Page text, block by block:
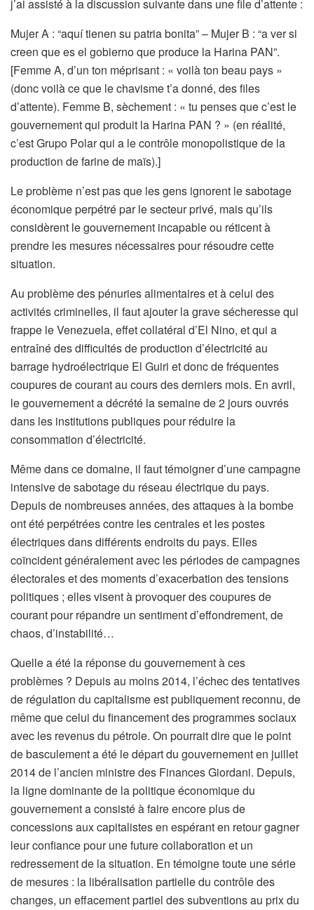
j’ai assisté à la discussion suivante dans une file d’attente :
Mujer A : “aquí tienen su patria bonita” – Mujer B : “a ver si
creen que es el gobierno que produce la Harina PAN”.
[Femme A, d’un ton méprisant : « voilà ton beau pays »
(donc voilà ce que le chavisme t’a donné, des files
d’attente). Femme B, sèchement : « tu penses que c’est le
gouvernement qui produit la Harina PAN ? » (en réalité,
c’est Grupo Polar qui a le contrôle monopolistique de la
production de farine de maïs).]
Le problème n’est pas que les gens ignorent le sabotage
économique perpétré par le secteur privé, mais qu’ils
considèrent le gouvernement incapable ou réticent à
prendre les mesures nécessaires pour résoudre cette
situation.
Au problème des pénuries alimentaires et à celui des
activités criminelles, il faut ajouter la grave sécheresse qui
frappe le Venezuela, effet collatéral d’El Nino, et qui a
entraîné des difficultés de production d’électricité au
barrage hydroélectrique El Guiri et donc de fréquentes
coupures de courant au cours des derniers mois. En avril,
le gouvernement a décrété la semaine de 2 jours ouvrés
dans les institutions publiques pour réduire la
consommation d’électricité.
Même dans ce domaine, il faut témoigner d’une campagne
intensive de sabotage du réseau électrique du pays.
Depuis de nombreuses années, des attaques à la bombe
ont été perpétrées contre les centrales et les postes
électriques dans différents endroits du pays. Elles
coïncident généralement avec les périodes de campagnes
électorales et des moments d’exacerbation des tensions
politiques ; elles visent à provoquer des coupures de
courant pour répandre un sentiment d’effondrement, de
chaos, d’instabilité…
Quelle a été la réponse du gouvernement à ces
problèmes ? Depuis au moins 2014, l’échec des tentatives
de régulation du capitalisme est publiquement reconnu, de
même que celui du financement des programmes sociaux
avec les revenus du pétrole. On pourrait dire que le point
de basculement a été le départ du gouvernement en juillet
2014 de l’ancien ministre des Finances Giordani. Depuis,
la ligne dominante de la politique économique du
gouvernement a consisté à faire encore plus de
concessions aux capitalistes en espérant en retour gagner
leur confiance pour une future collaboration et un
redressement de la situation. En témoigne toute une série
de mesures : la libéralisation partielle du contrôle des
changes, un effacement partiel des subventions au prix du